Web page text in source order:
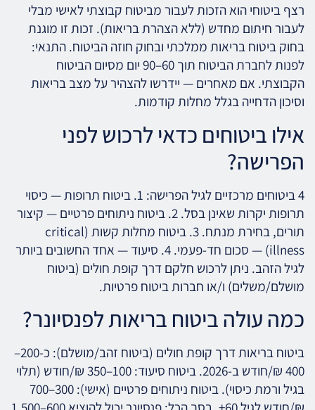
רצף ביטוחי הוא הזכות לעבור מביטוח קבוצתי לאישי מבלי
לעבור חיתום מחדש (ללא הצהרת בריאות). זכות זו מוגנת
בחוק ביטוח בריאות ממלכתי ובחוק חוזה הביטוח. התנאי:
לפנות לחברת הביטוח תוך 60–90 יום מסיום הביטוח
הקבוצתי. אם מאחרים — יידרשו להצהיר על מצב בריאות
וסיכון הדחייה בגלל מחלות קודמות.
אילו ביטוחים כדאי לרכוש לפני
הפרישה?
4 ביטוחים מרכזיים לגיל הפרישה: 1. ביטוח תרופות — כיסוי
תרופות יקרות שאינן בסל. 2. ביטוח ניתוחים פרטיים — קיצור
תורים, בחירת מנתח. 3. ביטוח מחלות קשות (critical
illness) — סכום חד-פעמי. 4. סיעוד — אחד החשובים ביותר
לגיל הזהב. ניתן לרכוש חלקם דרך קופת חולים (ביטוח
מושלם/משלים) ו/או חברות ביטוח פרטיות.
כמה עולה ביטוח בריאות לפנסיונר?
ביטוח בריאות דרך קופת חולים (ביטוח זהב/מושלם): כ-200–
400 ₪/חודש ב-2026. ביטוח סיעוד: 100–350 ₪/חודש (תלוי
בגיל ורמת כיסוי). ביטוח ניתוחים פרטיים (אישי): 300–700